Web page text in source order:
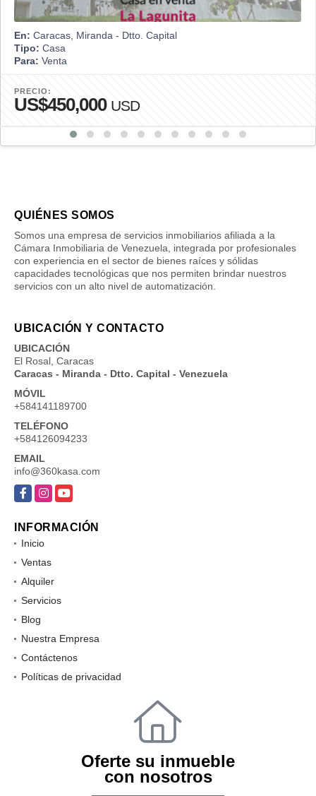
En: Caracas, Miranda - Dtto. Capital
Tipo: Casa
Para: Venta
PRECIO:
US$450,000 USD
QUIÉNES SOMOS
Somos una empresa de servicios inmobiliarios afiliada a la
Cámara Inmobiliaria de Venezuela, integrada por profesionales
con experiencia en el sector de bienes raíces y sólidas
capacidades tecnológicas que nos permiten brindar nuestros
servicios con un alto nivel de automatización.
UBICACIÓN Y CONTACTO
UBICACIÓN
El Rosal, Caracas
Caracas - Miranda - Dtto. Capital - Venezuela
MÓVIL
+584141189700
TELÉFONO
+584126094233
EMAIL
info@360kasa.com
INFORMACIÓN
Inicio
Ventas
Alquiler
Servicios
Blog
Nuestra Empresa
Contáctenos
Oferte su inmueble